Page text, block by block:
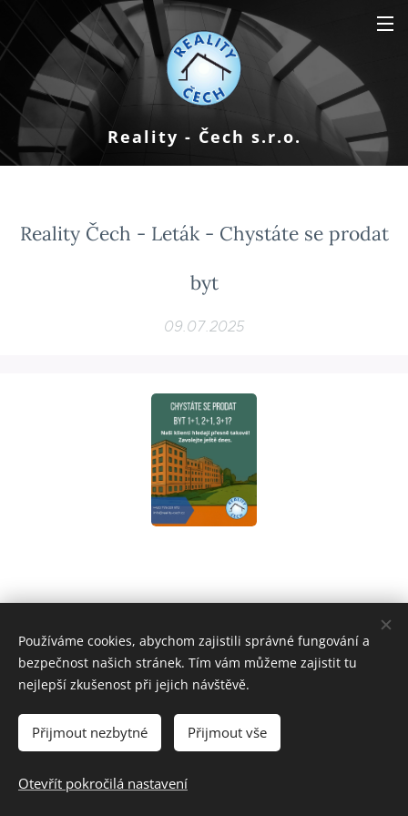
Reality - Čech s.r.o.
Reality Čech - Leták - Chystáte se prodat
byt
09.07.2025
Reality Čech
© 2024 Všechna práva vyhrazena.
Používáme cookies, abychom zajistili správné fungování a
bezpečnost našich stránek. Tím vám můžeme zajistit tu
nejlepší zkušenost při jejich návštěvě.
Přijmout nezbytné Přijmout vše
Otevřít pokročilá nastavení